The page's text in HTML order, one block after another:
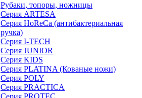
Рубаки, топоры, ножницы
Серия ARTESA
Серия HoReCa (антибактериальная
ручка)
Серия I-TECH
Серия JUNIOR
Серия KIDS
Серия PLATINA (Кованые ножи)
Серия POLY
Серия PRACTICA
Серия PROTEC